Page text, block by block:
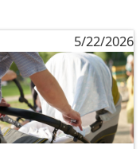
5/22/2026